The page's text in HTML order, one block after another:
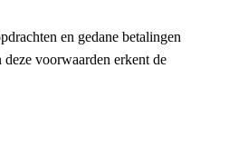
en gedane betalingen
voorwaarden erkent de